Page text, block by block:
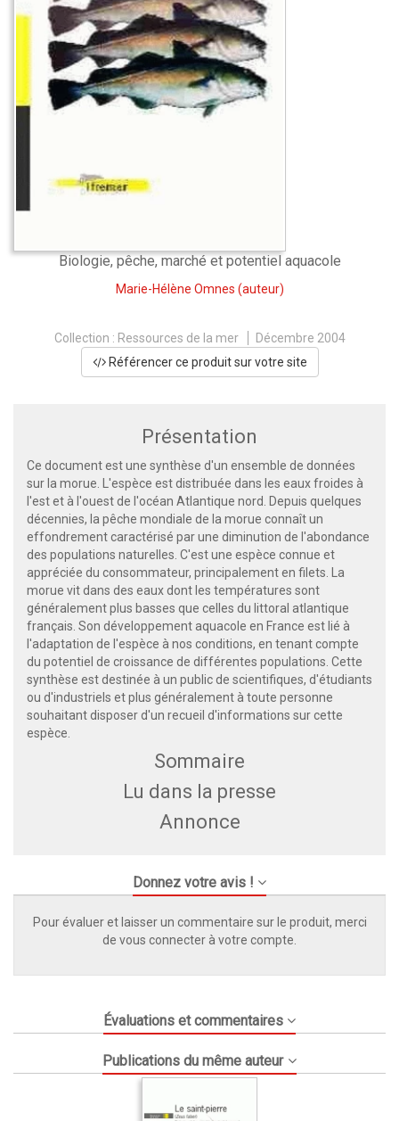
Biologie, pêche, marché et potentiel aquacole
Marie-Hélène Omnes (auteur)
Collection : Ressources de la mer
Décembre 2004
Référencer ce produit sur votre site
Présentation
Ce document est une synthèse d'un ensemble de données
sur la morue. L'espèce est distribuée dans les eaux froides à
l'est et à l'ouest de l'océan Atlantique nord. Depuis quelques
décennies, la pêche mondiale de la morue connaît un
effondrement caractérisé par une diminution de l'abondance
des populations naturelles. C'est une espèce connue et
appréciée du consommateur, principalement en filets. La
morue vit dans des eaux dont les températures sont
généralement plus basses que celles du littoral atlantique
français. Son développement aquacole en France est lié à
l'adaptation de l'espèce à nos conditions, en tenant compte
du potentiel de croissance de différentes populations. Cette
synthèse est destinée à un public de scientifiques, d'étudiants
ou d'industriels et plus généralement à toute personne
souhaitant disposer d'un recueil d'informations sur cette
espèce.
Sommaire
Lu dans la presse
Annonce
Donnez votre avis !
Pour évaluer et laisser un commentaire sur le produit, merci
de vous connecter à votre compte.
Évaluations et commentaires
Publications du même auteur